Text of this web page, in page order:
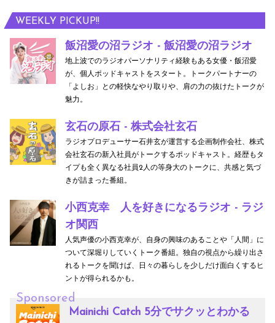
WEEKLY PICKUP!!
飯沼愛の沼ラジオ - 飯沼愛の沼ラジオ
地上波でのラジオパーソナリティ経験もある女優・飯沼愛
が、個人ポッドキャストをスタート。トークパートナーの
「よしお」との軽快なやり取りや、肩の力の抜けたトークが
魅力。
玄石の原石 - 株式会社玄石
ラジオプロデューサー石井玄が運営する企画制作会社、株式
会社玄石の新入社員がトークするポッドキャスト。経歴もタ
イプも全く異なる社員2人の等身大のトークに、共感と気づ
きが詰まった番組。
小西克幸 人を好きになるラジオ - ラジ
オ関西
人気声優の小西克幸が、自身の興味のあることや「人間」に
ついて深堀りしていくトーク番組。独自の視点から繰り出さ
れるトークを聞けば、日々の暮らしを少しだけ面白くするヒ
ントが得られるかも。
Sponsored
Mainichi Catch 5分でサクッとわかる